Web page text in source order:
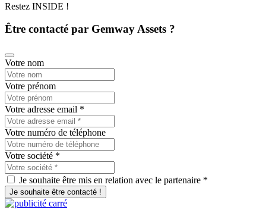
Restez INSIDE !
Être contacté par Gemway Assets ?
Votre nom
Votre prénom
Votre adresse email *
Votre numéro de téléphone
Votre société *
Je souhaite être mis en relation avec le partenaire *
Je souhaite être contacté !